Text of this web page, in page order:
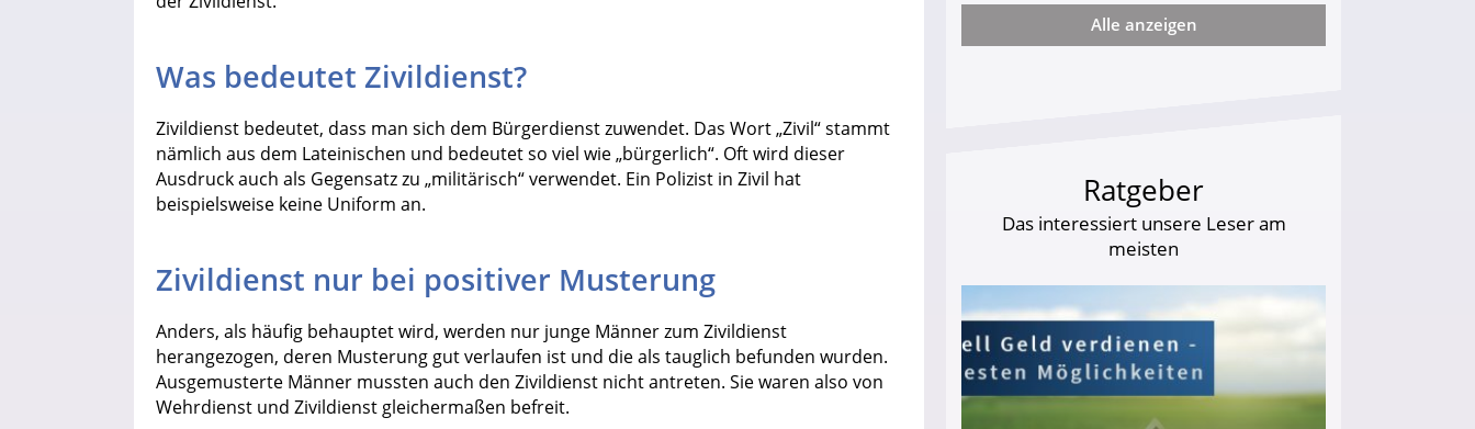
Was bedeutet Zivildienst?
Zivildienst bedeutet, dass man sich dem Bürgerdienst zuwendet. Das Wort „Zivil“ stammt
nämlich aus dem Lateinischen und bedeutet so viel wie „bürgerlich“. Oft wird dieser
Ausdruck auch als Gegensatz zu „militärisch“ verwendet. Ein Polizist in Zivil hat
beispielsweise keine Uniform an.
Zivildienst nur bei positiver Musterung
Anders, als häufig behauptet wird, werden nur junge Männer zum Zivildienst
herangezogen, deren Musterung gut verlaufen ist und die als tauglich befunden wurden.
Ausgemusterte Männer mussten auch den Zivildienst nicht antreten. Sie waren also von
Wehrdienst und Zivildienst gleichermaßen befreit.
Arbeitslosengeld: Wofür bekommt man es und wie viel?
Alle anzeigen
Ratgeber
Das interessiert unsere Leser am
meisten